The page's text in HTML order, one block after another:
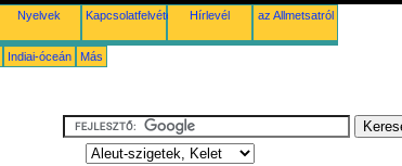
Nyelvek Kapcsolatfelvétel Hírlevél az Allmetsatról
Indiai-óceán Más